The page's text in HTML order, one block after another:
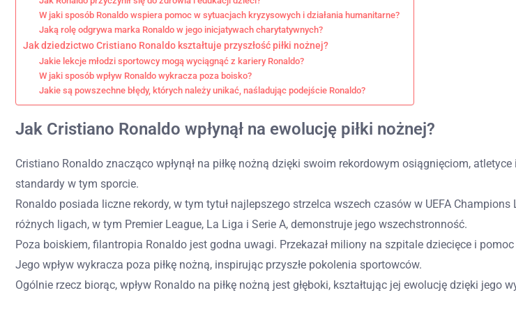
W jaki sposób Ronaldo wspiera pomoc w sytuacjach kryzysowych i działania humanitarne?
Jaką rolę odgrywa marka Ronaldo w jego inicjatywach charytatywnych?
Jak dziedzictwo Cristiano Ronaldo kształtuje przyszłość piłki nożnej?
Jakie lekcje młodzi sportowcy mogą wyciągnąć z kariery Ronaldo?
W jaki sposób wpływ Ronaldo wykracza poza boisko?
Jakie są powszechne błędy, których należy unikać, naśladując podejście Ronaldo?
Jak Cristiano Ronaldo wpłynął na ewolucję piłki nożnej?
Cristiano Ronaldo znacząco wpłynął na piłkę nożną dzięki swoim rekordowym osiągnięciom,
standardy w tym sporcie.
Ronaldo posiada liczne rekordy, w tym tytuł najlepszego strzelca wszech czasów w UEFA
różnych ligach, w tym Premier League, La Liga i Serie A, demonstruje jego wszechstronność.
Poza boiskiem, filantropia Ronaldo jest godna uwagi. Przekazał miliony na szpitale dziecięce i
Jego wpływ wykracza poza piłkę nożną, inspirując przyszłe pokolenia sportowców.
Ogólnie rzecz biorąc, wpływ Ronaldo na piłkę nożną jest głęboki, kształtując jej ewolucję dzięki jego